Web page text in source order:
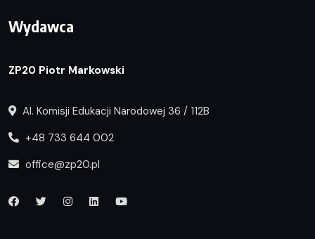
Wydawca
ZP20 Piotr Markowski
Al. Komisji Edukacji Narodowej 36 / 112B
+48 733 644 002
office@zp20.pl